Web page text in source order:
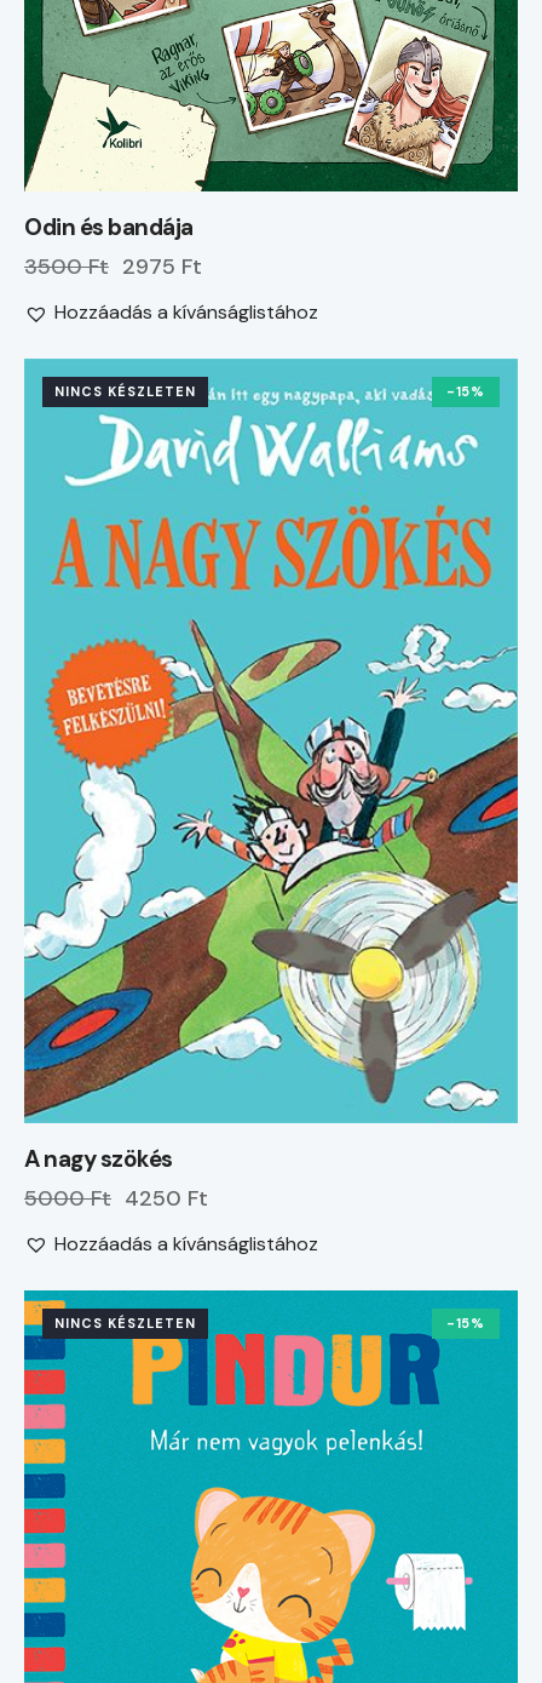
Odin és bandája
3500 Ft 2975 Ft
Hozzáadás a kívánságlistához
NINCS KÉSZLETEN -15%
A nagy szökés
5000 Ft 4250 Ft
Hozzáadás a kívánságlistához
NINCS KÉSZLETEN -15%